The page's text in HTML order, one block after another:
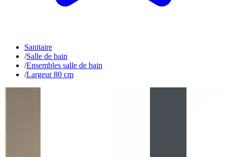
Sanitaire
/Salle de bain
/Ensembles salle de bain
/Largeur 80 cm